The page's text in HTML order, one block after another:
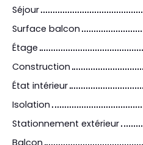
Séjour
Surface balcon
Étage
Construction
État intérieur
Isolation
Stationnement extérieur